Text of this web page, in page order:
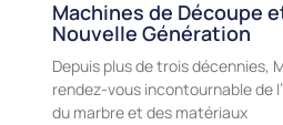
Machines de Découpe
Nouvelle Génération
Depuis plus de trois décennies,
rendez-vous incontournable de
du marbre et des matériaux